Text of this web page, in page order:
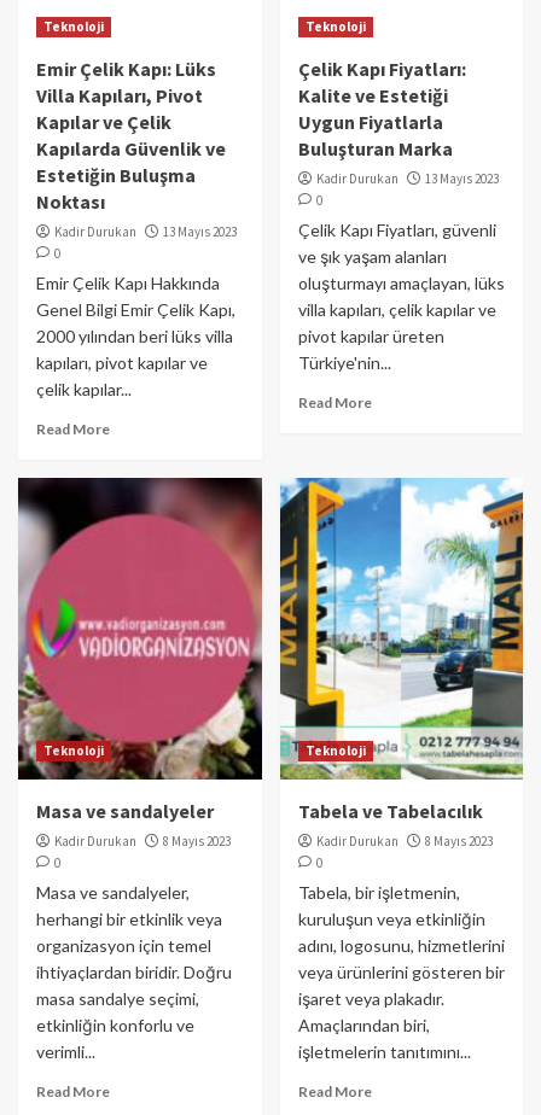
Teknoloji
Emir Çelik Kapı: Lüks
Villa Kapıları, Pivot
Kapılar ve Çelik
Kapılarda Güvenlik ve
Estetiğin Buluşma
Noktası
Kadir Durukan
13 Mayıs 2023
0
Emir Çelik Kapı Hakkında
Genel Bilgi Emir Çelik Kapı,
2000 yılından beri lüks villa
kapıları, pivot kapılar ve
çelik kapılar...
Read More
Teknoloji
Çelik Kapı Fiyatları:
Kalite ve Estetiği
Uygun Fiyatlarla
Buluşturan Marka
Kadir Durukan
13 Mayıs 2023
0
Çelik Kapı Fiyatları, güvenli
ve şık yaşam alanları
oluşturmayı amaçlayan, lüks
villa kapıları, çelik kapılar ve
pivot kapılar üreten
Türkiye'nin...
Read More
Teknoloji
Masa ve sandalyeler
Kadir Durukan
8 Mayıs 2023
0
Masa ve sandalyeler,
herhangi bir etkinlik veya
organizasyon için temel
ihtiyaçlardan biridir. Doğru
masa sandalye seçimi,
etkinliğin konforlu ve
verimli...
Read More
Teknoloji
Tabela ve Tabelacılık
Kadir Durukan
8 Mayıs 2023
0
Tabela, bir işletmenin,
kuruluşun veya etkinliğin
adını, logosunu, hizmetlerini
veya ürünlerini gösteren bir
işaret veya plakadır.
Amaçlarından biri,
işletmelerin tanıtımını...
Read More